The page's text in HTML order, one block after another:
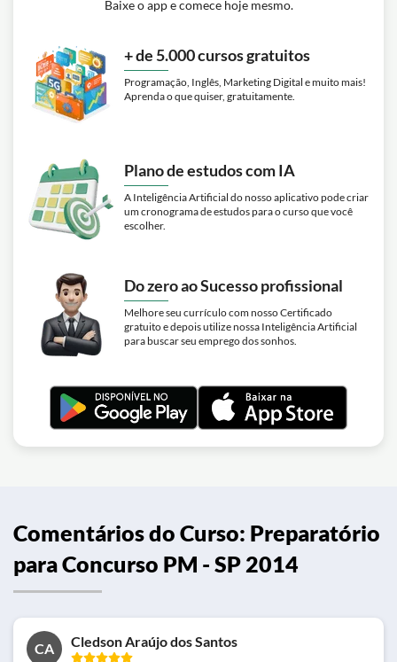
Baixe o app e comece hoje mesmo.
+ de 5.000 cursos gratuitos
Programação, Inglês, Marketing Digital e muito mais!
Aprenda o que quiser, gratuitamente.
Plano de estudos com IA
A Inteligência Artificial do nosso aplicativo pode criar
um cronograma de estudos para o curso que você
escolher.
Do zero ao Sucesso profissional
Melhore seu currículo com nosso Certificado
gratuito e depois utilize nossa Inteligência Artificial
para buscar seu emprego dos sonhos.
Comentários do Curso: Preparatório
para Concurso PM - SP 2014
CA Cledson Araújo dos Santos